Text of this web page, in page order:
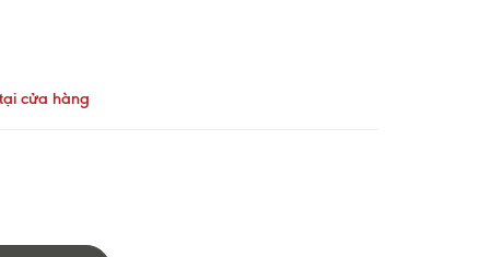
cửa hàng